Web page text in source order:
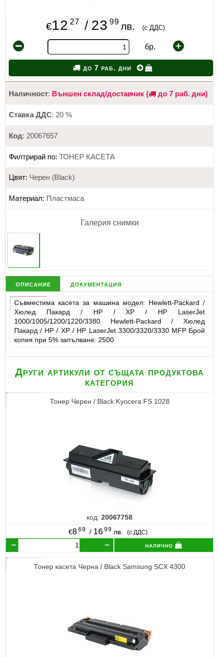
€12 27 / 23 99 лв. (с ДДС)
бр.
до 7 раб. дни
Наличност: Външен склад/доставчик ( до 7 раб. дни)
Ставка ДДС: 20 %
Код: 20067657
Филтрирай по: ТОНЕР КАСЕТА
Цвят: Черен (Black)
Материал: Пластмаса
Галерия снимки
описание документация
Съвместима касета за машина модел: Hewlett-Packard /
Хюлед Пакард / НР / ХР / HP LaserJet
1000/1005/1200/1220/3380 Hewlett-Packard / Хюлед
Пакард / НР / ХР / HP LaserJet 3300/3320/3330 MFP Брой
копия при 5% запълване: 2500
Други артикули от същата продуктова
категория
Тонер Черен / Black Kyocera FS 1028
код: 20067758
€8 69 / 16 99 лв. (с ДДС)
налично
Тонер касета Черна / Black Samsung SCX 4300